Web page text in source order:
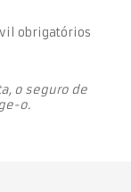
obrigatórios
o seguro de
o.